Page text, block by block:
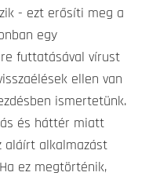
- ezt erősíti meg a
egy
futtatásával vírust
ellen van
ismertetünk.
és háttér miatt
aláírt alkalmazást
ez megtörténik,